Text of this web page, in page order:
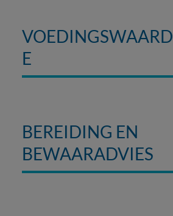
VOEDINGSWAARD
E
BEREIDING EN
BEWAARADVIES